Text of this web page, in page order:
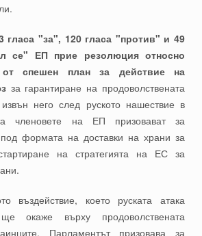
гласа "за", 120 гласа "против" и 49
се" ЕП прие резолюция относно
от спешен план за действие на
за гарантиране на продоволствената
него след руското нашествие в
членовете на ЕП призовават за
формата на доставки на храни за
на стратегията на ЕС за
въздействие, което руската атака
окаже върху продоволствената
Парламентът призовава за